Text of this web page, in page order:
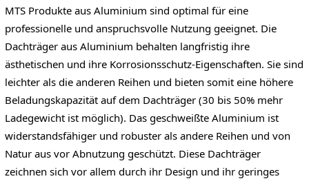
MTS Produkte aus Aluminium sind optimal für eine
professionelle und anspruchsvolle Nutzung geeignet. Die
Dachträger aus Aluminium behalten langfristig ihre
ästhetischen und ihre Korrosionsschutz-Eigenschaften. Sie sind
leichter als die anderen Reihen und bieten somit eine höhere
Beladungskapazität auf dem Dachträger (30 bis 50% mehr
Ladegewicht ist möglich). Das geschweißte Aluminium ist
widerstandsfähiger und robuster als andere Reihen und von
Natur aus vor Abnutzung geschützt. Diese Dachträger
zeichnen sich vor allem durch ihr Design und ihr geringes